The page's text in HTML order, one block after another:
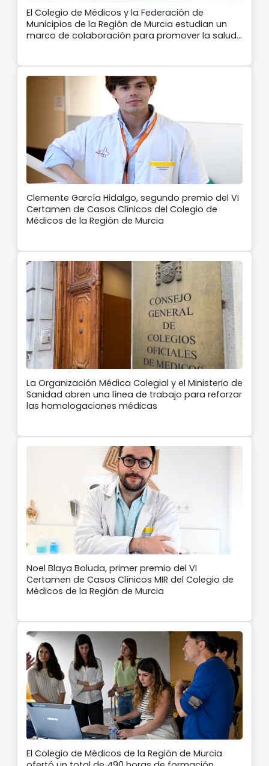
El Colegio de Médicos y la Federación de
Municipios de la Región de Murcia estudian un
marco de colaboración para promover la salud
Clemente García Hidalgo, segundo premio del VI
Certamen de Casos Clínicos del Colegio de
Médicos de la Región de Murcia
La Organización Médica Colegial y el Ministerio de
Sanidad abren una línea de trabajo para reforzar
las homologaciones médicas
Noel Blaya Boluda, primer premio del VI
Certamen de Casos Clínicos MIR del Colegio de
Médicos de la Región de Murcia
El Colegio de Médicos de la Región de Murcia